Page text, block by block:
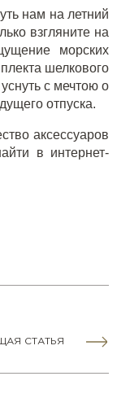
нам на летний
взгляните на
морских
шелкового
с мечтою о
отпуска.
аксессуаров
в интернет-
СТАТЬЯ